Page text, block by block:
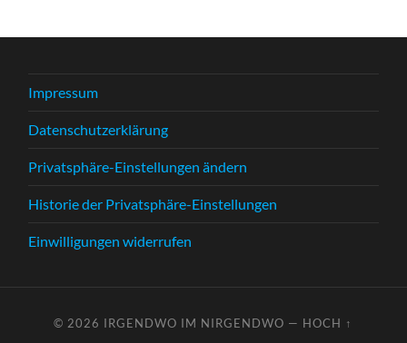
Impressum
Datenschutzerklärung
Privatsphäre-Einstellungen ändern
Historie der Privatsphäre-Einstellungen
Einwilligungen widerrufen
© 2026 IRGENDWO IM NIRGENDWO — HOCH ↑